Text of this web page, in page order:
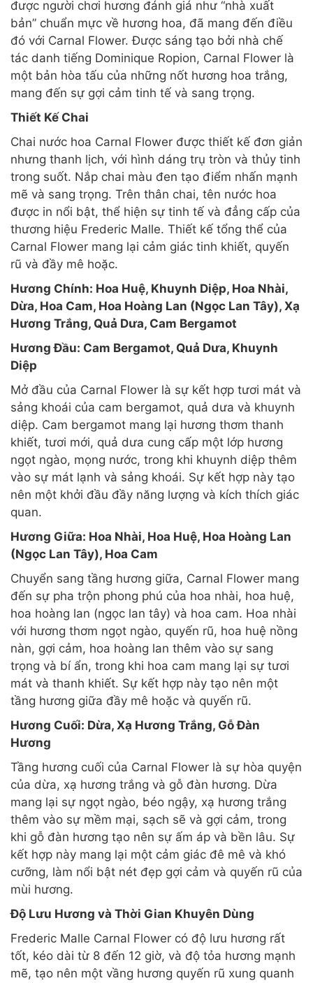
được người chơi hương đánh giá như “nhà xuất
bản” chuẩn mực về hương hoa, đã mang đến điều
đó với Carnal Flower. Được sáng tạo bởi nhà chế
tác danh tiếng Dominique Ropion, Carnal Flower là
một bản hòa tấu của những nốt hương hoa trắng,
mang đến sự gợi cảm tinh tế và sang trọng.
Thiết Kế Chai
Chai nước hoa Carnal Flower được thiết kế đơn giản
nhưng thanh lịch, với hình dáng trụ tròn và thủy tinh
trong suốt. Nắp chai màu đen tạo điểm nhấn mạnh
mẽ và sang trọng. Trên thân chai, tên nước hoa
được in nổi bật, thể hiện sự tinh tế và đẳng cấp của
thương hiệu Frederic Malle. Thiết kế tổng thể của
Carnal Flower mang lại cảm giác tinh khiết, quyến
rũ và đầy mê hoặc.
Hương Chính: Hoa Huệ, Khuynh Diệp, Hoa Nhài,
Dừa, Hoa Cam, Hoa Hoàng Lan (Ngọc Lan Tây), Xạ
Hương Trắng, Quả Dưa, Cam Bergamot
Hương Đầu: Cam Bergamot, Quả Dưa, Khuynh
Diệp
Mở đầu của Carnal Flower là sự kết hợp tươi mát và
sảng khoái của cam bergamot, quả dưa và khuynh
diệp. Cam bergamot mang lại hương thơm thanh
khiết, tươi mới, quả dưa cung cấp một lớp hương
ngọt ngào, mọng nước, trong khi khuynh diệp thêm
vào sự mát lạnh và sảng khoái. Sự kết hợp này tạo
nên một khởi đầu đầy năng lượng và kích thích giác
quan.
Hương Giữa: Hoa Nhài, Hoa Huệ, Hoa Hoàng Lan
(Ngọc Lan Tây), Hoa Cam
Chuyển sang tầng hương giữa, Carnal Flower mang
đến sự pha trộn phong phú của hoa nhài, hoa huệ,
hoa hoàng lan (ngọc lan tây) và hoa cam. Hoa nhài
với hương thơm ngọt ngào, quyến rũ, hoa huệ nồng
nàn, gợi cảm, hoa hoàng lan thêm vào sự sang
trọng và bí ẩn, trong khi hoa cam mang lại sự tươi
mát và thanh khiết. Sự kết hợp này tạo nên một
tầng hương giữa đầy mê hoặc và quyến rũ.
Hương Cuối: Dừa, Xạ Hương Trắng, Gỗ Đàn
Hương
Tầng hương cuối của Carnal Flower là sự hòa quyện
của dừa, xạ hương trắng và gỗ đàn hương. Dừa
mang lại sự ngọt ngào, béo ngậy, xạ hương trắng
thêm vào sự mềm mại, sạch sẽ và gợi cảm, trong
khi gỗ đàn hương tạo nên sự ấm áp và bền lâu. Sự
kết hợp này mang lại một cảm giác đê mê và khó
cưỡng, làm nổi bật nét đẹp gợi cảm và quyến rũ của
mùi hương.
Độ Lưu Hương và Thời Gian Khuyên Dùng
Frederic Malle Carnal Flower có độ lưu hương rất
tốt, kéo dài từ 8 đến 12 giờ, và độ tỏa hương mạnh
mẽ, tạo nên một vầng hương quyến rũ xung quanh